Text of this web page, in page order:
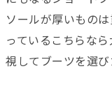
ソールが厚いもの
っているこちらな
視してブーツを選び